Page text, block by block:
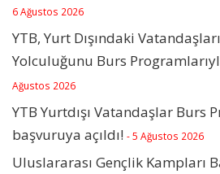
6 Ağustos 2026
YTB, Yurt Dışındaki
Yolculuğunu Burs
Ağustos 2026
YTB Yurtdışı Vatandaşlar Burs
başvuruya açıldı! - 5 Ağustos 2026
Uluslararası Gençlik Kampları